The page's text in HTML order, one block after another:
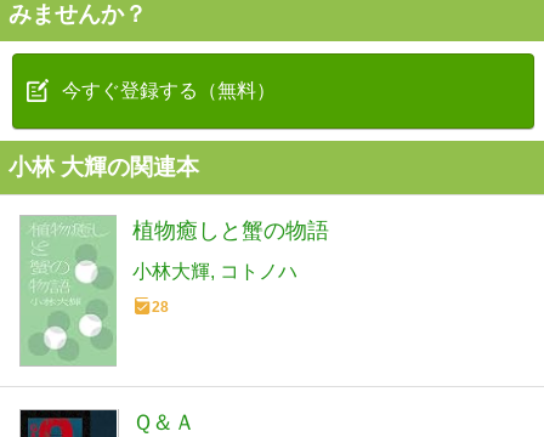
みませんか？
今すぐ登録する（無料）
小林 大輝の関連本
植物癒しと蟹の物語
小林大輝 コトノハ
28
Ｑ＆Ａ